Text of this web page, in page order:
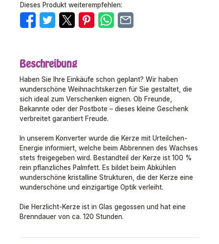
Dieses Produkt weiterempfehlen:
Beschreibung
Haben Sie Ihre Einkäufe schon geplant? Wir haben
wunderschöne Weihnachtskerzen für Sie gestaltet, die
sich ideal zum Verschenken eignen. Ob Freunde,
Bekannte oder der Postbote – dieses kleine Geschenk
verbreitet garantiert Freude.
In unserem Konverter wurde die Kerze mit Urteilchen-
Energie informiert, welche beim Abbrennen des Wachses
stets freigegeben wird. Bestandteil der Kerze ist 100 %
rein pflanzliches Palmfett. Es bildet beim Abkühlen
wunderschöne kristalline Strukturen, die der Kerze eine
wunderschöne und einzigartige Optik verleiht.
Die Herzlicht-Kerze ist in Glas gegossen und hat eine
Brenndauer von ca. 120 Stunden.